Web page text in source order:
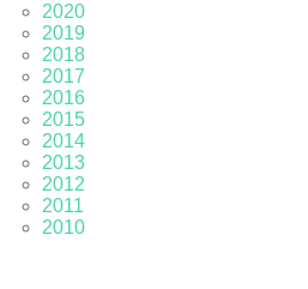
2020
2019
2018
2017
2016
2015
2014
2013
2012
2011
2010